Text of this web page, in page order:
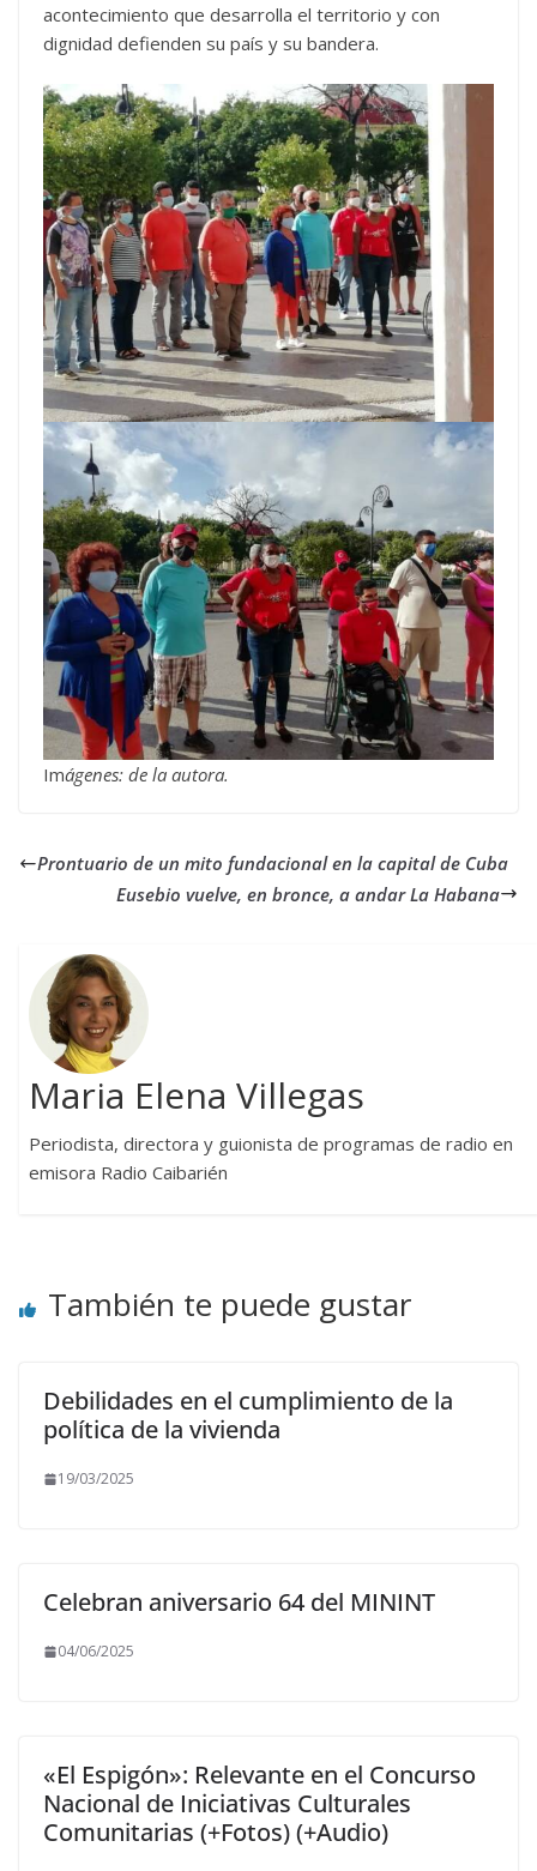
acontecimiento que desarrolla el territorio y con
dignidad defienden su país y su bandera.
Imágenes: de la autora.
Prontuario de un mito fundacional en la capital de Cuba
Eusebio vuelve, en bronce, a andar La Habana
Maria Elena Villegas
Periodista, directora y guionista de programas de radio en
emisora Radio Caibarién
También te puede gustar
Debilidades en el cumplimiento de la
política de la vivienda
19/03/2025
Celebran aniversario 64 del MININT
04/06/2025
«El Espigón»: Relevante en el Concurso
Nacional de Iniciativas Culturales
Comunitarias (+Fotos) (+Audio)